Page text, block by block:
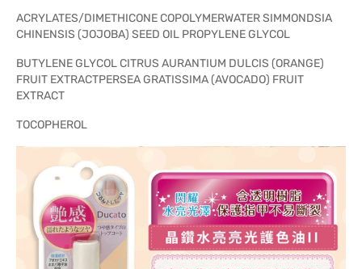
ACRYLATES/DIMETHICONE COPOLYMERWATER SIMMONDSIA
CHINENSIS (JOJOBA) SEED OIL PROPYLENE GLYCOL
BUTYLENE GLYCOL CITRUS AURANTIUM DULCIS (ORANGE)
FRUIT EXTRACTPERSEA GRATISSIMA (AVOCADO) FRUIT
EXTRACT
TOCOPHEROL